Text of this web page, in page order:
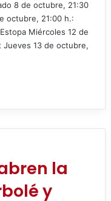
8 de octubre, 21:30
octubre, 21:00 h.:
Miércoles 12 de
Jueves 13 de octubre,
la
y